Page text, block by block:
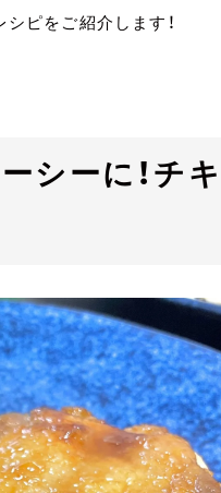
シピをご紹介します！
シーに！チ